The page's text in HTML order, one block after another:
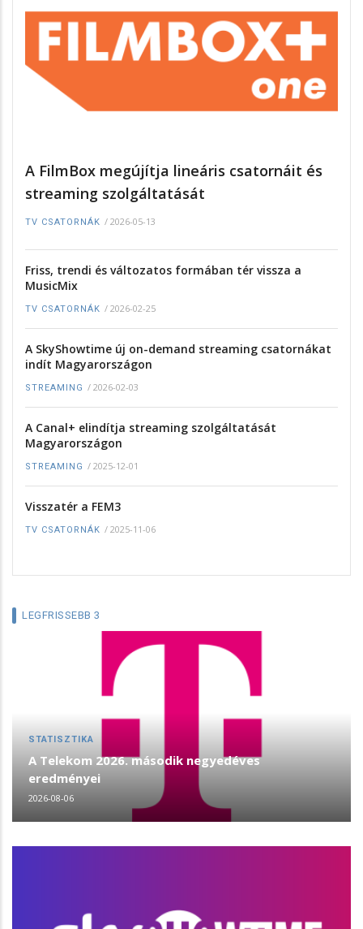
A FilmBox megújítja lineáris csatornáit és
streaming szolgáltatását
TV CSATORNÁK / 2026-05-13
Friss, trendi és változatos formában tér vissza a
MusicMix
TV CSATORNÁK / 2026-02-25
A SkyShowtime új on-demand streaming csatornákat
indít Magyarországon
STREAMING / 2026-02-03
A Canal+ elindítja streaming szolgáltatását
Magyarországon
STREAMING / 2025-12-01
Visszatér a FEM3
TV CSATORNÁK / 2025-11-06
LEGFRISSEBB 3
STATISZTIKA
A Telekom 2026. második negyedéves
eredményei
2026-08-06